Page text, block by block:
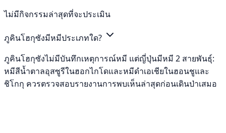
ไม่มีกิจกรรมล่าสุดที่จะประเมิน
ภูคินโฮกุซังมีหมีประเภทใด?
ภูคินโฮกุซังไม่มีบันทึกเหตุการณ์หมี แต่ญี่ปุ่นมีหมี 2 สายพันธุ์:
หมีสีน้ำตาลอุสซูรีในฮอกไกโดและหมีดำเอเชียในฮอนชูและ
ชิโกกุ ควรตรวจสอบรายงานการพบเห็นล่าสุดก่อนเดินป่าเสมอ